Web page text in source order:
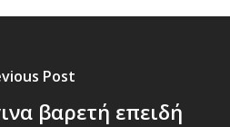
Post
βαρετή επειδή